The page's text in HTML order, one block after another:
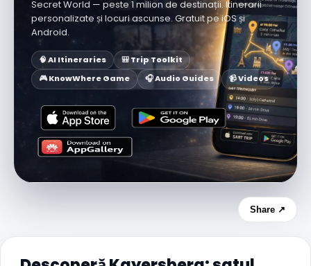
Secret World — peste 1 milion de destinații. Itinerarii
personalizate și locuri ascunse. Gratuit pe iOS și
Android.
🧠 AI Itineraries
🎒 Trip Toolkit
🎮 KnowWhere Game
🎧 Audio Guides 📹 Videos
Share ↗